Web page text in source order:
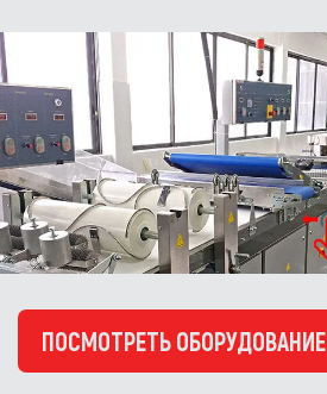
ПОСМОТРЕТЬ ОБОРУДОВАНИЕ